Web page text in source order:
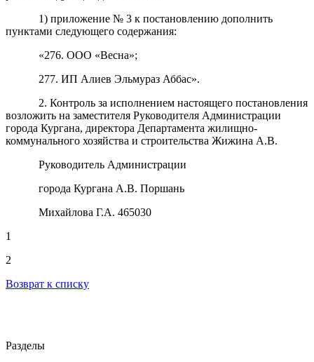
1) приложение № 3 к постановлению дополнить
пунктами следующего содержания:
«276. ООО «Весна»;
277. ИП Алиев Эльмураз Аббас».
2. Контроль за исполнением настоящего постановления
возложить на заместителя Руководителя Администрации
города Кургана, директора Департамента жилищно-
коммунального хозяйства и строительства Жижина А.В.
Руководитель Администрации
города Кургана А.В. Поршань
Михайлова Г.А. 465030
1
2
Возврат к списку
Разделы